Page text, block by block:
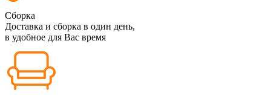
Сборка
Доставка и сборка в один день,
в удобное для Вас время